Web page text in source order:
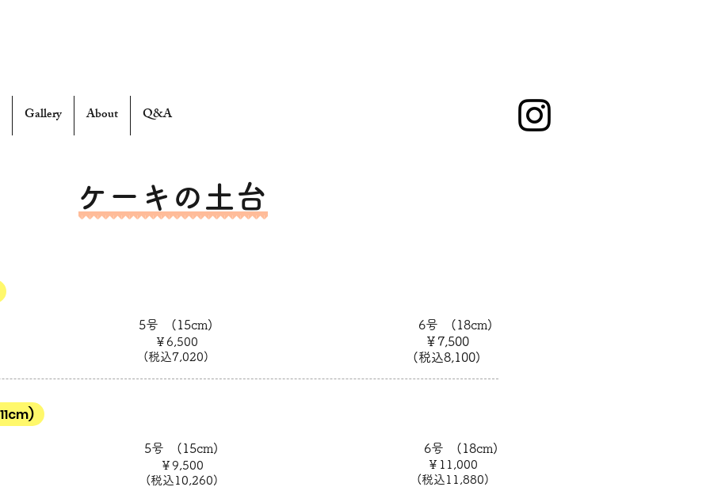
Gallery About Q&A
ケーキの土台
5号 (15cm)
￥6,500
(税込7,020)
6号 (18cm)
￥7,500
(税込8,100)
5号 (15cm)
￥9,500
(税込10,260)
6号 (18cm)
￥11,000
(税込11,880)